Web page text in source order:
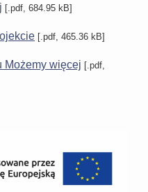
[.pdf, 684.95 kB]
[.pdf, 465.36 kB]
Możemy więcej [.pdf,